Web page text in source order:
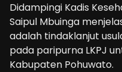
Didampingi Kadis
Saipul Mbuinga
adalah tindaklanjut
pada paripurna LKPJ
Kabupaten Pohuwato.